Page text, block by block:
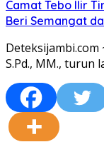
Camat Tebo Ilir
Beri Semangat
Deteksijambi.com
S.Pd., MM., turun